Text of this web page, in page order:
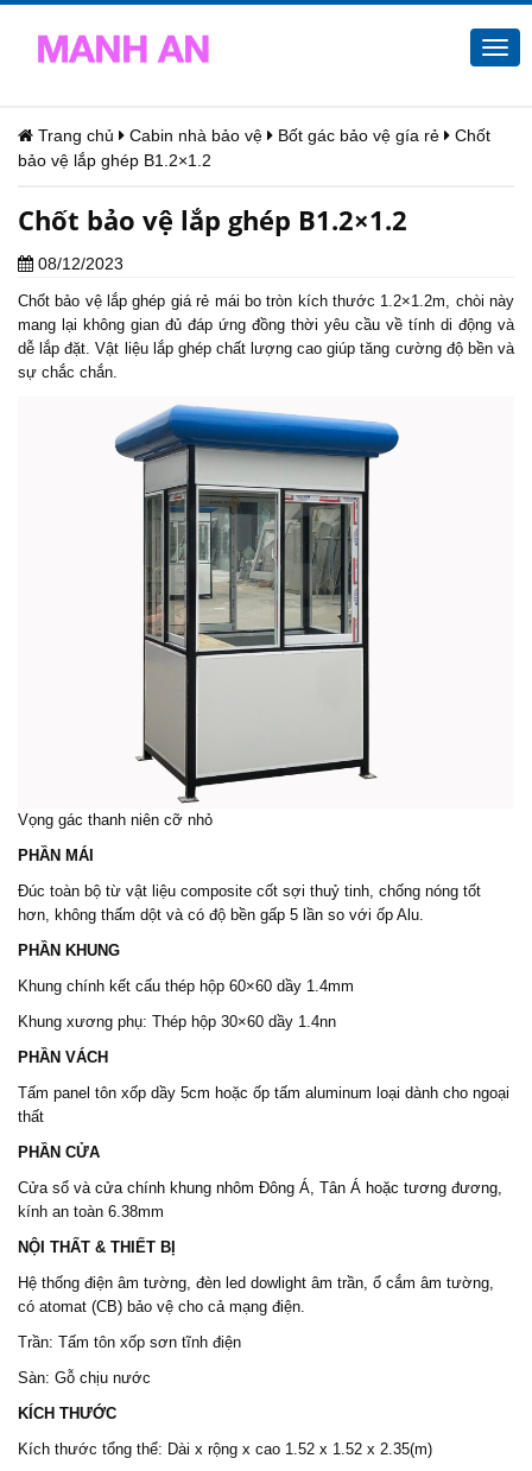
Trang chủ Cabin nhà bảo vệ Bốt gác bảo vệ gía rẻ
Chốt
bảo vệ lắp ghép B1.2×1.2
Chốt bảo vệ lắp ghép B1.2×1.2
08/12/2023
Chốt bảo vệlắp ghép giá rẻ mái bo tròn kích thước 1.2×1.2m, chòi này
mang lại không gian đủ đáp ứng đồng thời yêu cầu về tính di động và
dễ lắp đặt. Vật liệu lắp ghép chất lượng cao giúp tăng cường độ bền và
sự chắc chắn.
Vọng gác thanh niên cỡ nhỏ
PHẦN MÁI
Đúc toàn bộ từ vật liệu composite cốt sợi thuỷ tinh, chống nóng tốt
hơn, không thấm dột và có độ bền gấp 5 lần so với ốp Alu.
PHẦN KHUNG
Khung chính kết cấu thép hộp 60×60 dầy 1.4mm
Khung xương phụ: Thép hộp 30×60 dầy 1.4nn
PHẦN VÁCH
Tấm panel tôn xốp dầy 5cm hoặc ốp tấm aluminum loại dành cho ngoại
thất
PHẦN CỬA
Cửa sổ và cửa chính khung nhôm Đông Á, Tân Á hoặc tương đương,
kính an toàn 6.38mm
NỘI THẤT & THIẾT BỊ
Hệ thống điện âm tường, đèn led dowlight âm trần, ổ cắm âm tường,
có atomat (CB) bảo vệ cho cả mạng điện.
Trần: Tấm tôn xốp sơn tĩnh điện
Sàn: Gỗ chịu nước
KÍCH THƯỚC
Kích thước tổng thể: Dài x rộng x cao 1.52 x 1.52 x 2.35(m)